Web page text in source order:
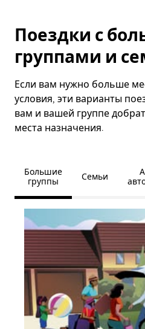
Поездки с
группами и
Если вам нужно больше
условия, эти варианты
вам и вашей группе
места назначения.
Большие
группы
Семьи